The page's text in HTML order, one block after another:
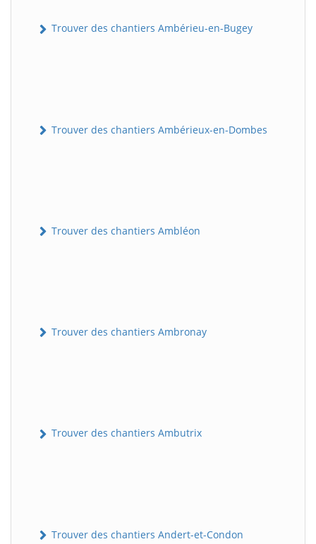
Trouver des chantiers Ambérieu-en-Bugey
Trouver des chantiers Ambérieux-en-Dombes
Trouver des chantiers Ambléon
Trouver des chantiers Ambronay
Trouver des chantiers Ambutrix
Trouver des chantiers Andert-et-Condon